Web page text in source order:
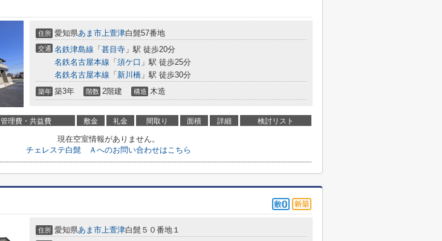
住所 愛知県あま市上萱津白髭57番地
交通 名鉄津島線 「 甚目寺 」駅 徒歩20分
名鉄名古屋本線 「 須ケ口 」駅 徒歩25分
名鉄名古屋本線 「 新川橋 」駅 徒歩30分
築年 築3年 階数 2階建 構造 木造
管理費・共益費 敷金 礼金 間取り 面積 詳細 検討リスト
現在空室情報がありません。
チェレステ白髭 Ａへのお問い合わせはこちら
住所 愛知県あま市上萱津白髭５０番地１